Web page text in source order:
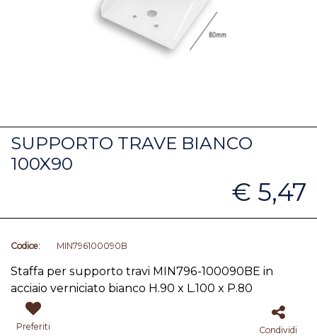
SUPPORTO TRAVE BIANCO
100X90
€ 5,47
Codice: MIN796100090B
Staffa per supporto travi MIN796-100090BE in
acciaio verniciato bianco H.90 x L.100 x P.80
Preferiti Condividi